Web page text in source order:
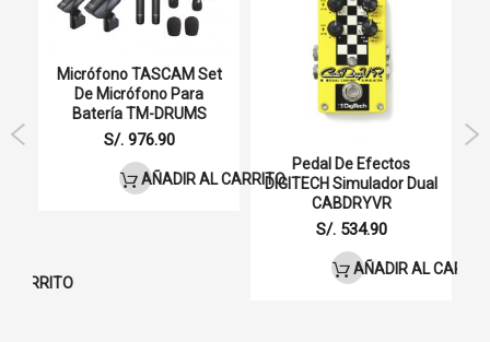
Patrón polar: Cardioide
frecuencia:
Sensibilidad: -42dB +/- 1dB / 0dB = 1V / Pa ， 1kHz
señal / ruido:
76dB SPL
Conexión TRS y TRRS de 3,5 mm
CARRITO
Micrófono TASCAM Set
De Micrófono Para
Batería TM-DRUMS
S/. 976.90
AÑADIR AL CARRITO
Pedal De Efectos
DIGITECH Simulador Dual
CABDRYVR
S/. 534.90
AÑADIR AL